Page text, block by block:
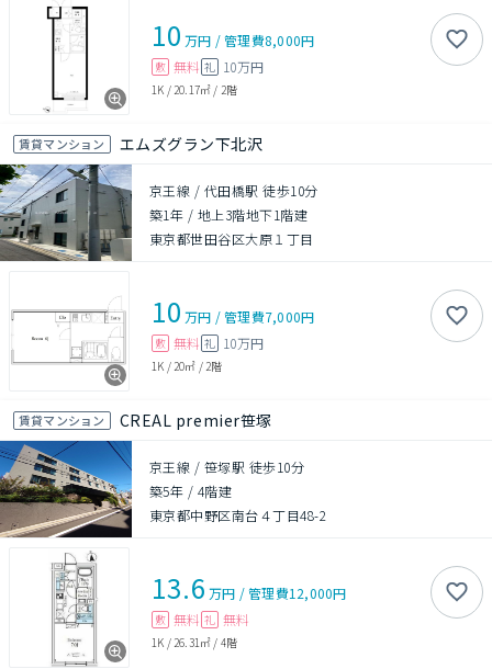
10 万円 /管理費8,000円
敷 無料 礼 10万円
1K / 20.17㎡ / 2階
賃貸マンション エムズグラン下北沢
京王線 / 代田橋駅 徒歩10分
築1年 / 地上3階地下1階建
東京都世田谷区大原１丁目
10 万円 /管理費7,000円
敷 無料 礼 10万円
1K / 20㎡ / 2階
賃貸マンション CREAL premier笹塚
京王線 / 笹塚駅 徒歩10分
築5年 / 4階建
東京都中野区南台４丁目48-2
13.6 万円 /管理費12,000円
敷 無料 礼 無料
1K / 26.31㎡ / 4階